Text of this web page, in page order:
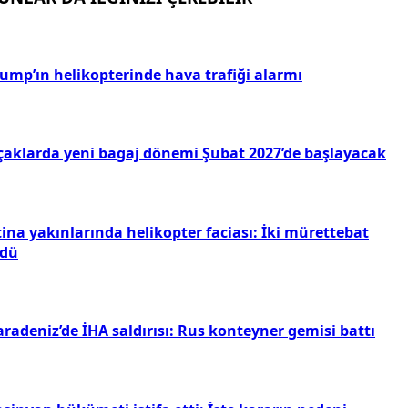
helikopterinde hava trafiği alarmı
yeni bagaj dönemi Şubat 2027’de başlayacak
yakınlarında helikopter faciası: İki mürettebat
İHA saldırısı: Rus konteyner gemisi battı